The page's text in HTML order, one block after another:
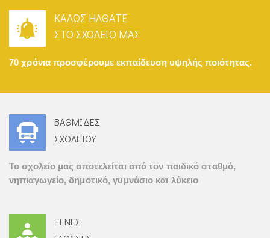
ΚΑΛΩΣ ΗΛΘΑΤΕ
ΣΤΟ ΣΧΟΛΕΙΟ ΜΑΣ
70 χρόνια προσφέρουμε εκπαίδευση υψηλής ποιότητας.
ΒΑΘΜΙΔΕΣ
ΣΧΟΛΕΙΟΥ
Το σχολείο μας αποτελείται από τον παιδικό σταθμό,
νηπιαγωγείο, δημοτικό, γυμνάσιο και λύκειο
ΞΕΝΕΣ